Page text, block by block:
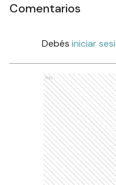
Comentarios
Debés iniciar
Ads